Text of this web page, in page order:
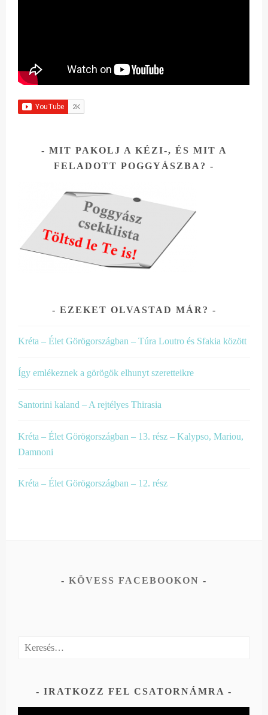
MIT PAKOLJ A KÉZI-, ÉS MIT A
FELADOTT POGGYÁSZBA?
EZEKET OLVASTAD MÁR?
Kréta – Élet Görögországban – Túra Loutro és Sfakia között
Így emlékeznek a görögök elhunyt szeretteikre
Santorini kaland – A rejtélyes Thirasia
Kréta – Élet Görögországban – 13. rész – Kalypso, Mariou,
Damnoni
Kréta – Élet Görögországban – 12. rész
KÖVESS FACEBOOKON
Keresés:
IRATKOZZ FEL CSATORNÁMRA